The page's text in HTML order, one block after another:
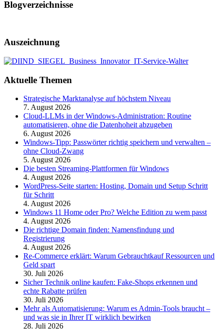
Blogverzeichnisse
Auszeichnung
Aktuelle Themen
Strategische Marktanalyse auf höchstem Niveau
7. August 2026
Cloud-LLMs in der Windows-Administration: Routine
automatisieren, ohne die Datenhoheit abzugeben
6. August 2026
Windows-Tipp: Passwörter richtig speichern und verwalten –
ohne Cloud-Zwang
5. August 2026
Die besten Streaming-Plattformen für Windows
4. August 2026
WordPress-Seite starten: Hosting, Domain und Setup Schritt
für Schritt
4. August 2026
Windows 11 Home oder Pro? Welche Edition zu wem passt
4. August 2026
Die richtige Domain finden: Namensfindung und
Registrierung
4. August 2026
Re-Commerce erklärt: Warum Gebrauchtkauf Ressourcen und
Geld spart
30. Juli 2026
Sicher Technik online kaufen: Fake-Shops erkennen und
echte Rabatte prüfen
30. Juli 2026
Mehr als Automatisierung: Warum es Admin-Tools braucht –
und was sie in Ihrer IT wirklich bewirken
28. Juli 2026